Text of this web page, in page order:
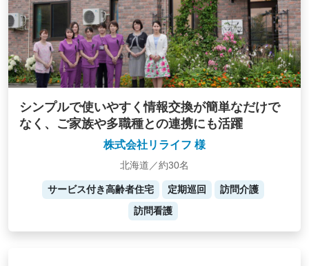
シンプルで使いやすく情報交換が簡単なだけで
なく、ご家族や多職種との連携にも活躍
株式会社リライフ 様
北海道／約30名
サービス付き高齢者住宅 定期巡回
訪問介護
訪問看護